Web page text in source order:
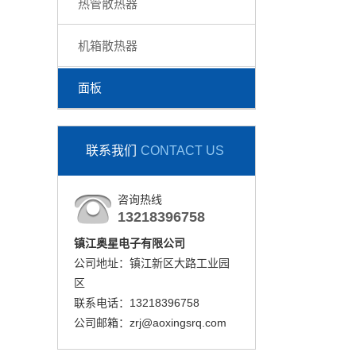
热管散热器
机箱散热器
面板
联系我们 CONTACT US
咨询热线
13218396758
镇江奥星电子有限公司
公司地址：镇江新区大路工业园
区
联系电话：13218396758
公司邮箱：zrj@aoxingsrq.com